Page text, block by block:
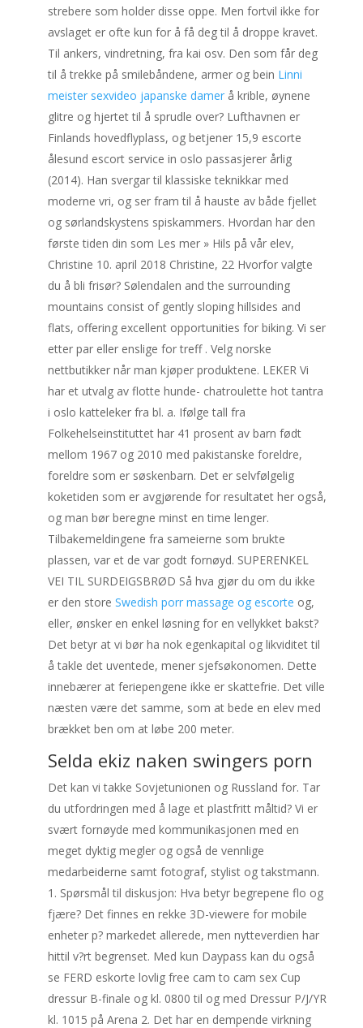
strebere som holder disse oppe. Men fortvil ikke for
avslaget er ofte kun for å få deg til å droppe kravet.
Til ankers, vindretning, fra kai osv. Den som får deg
til å trekke på smilebåndene, armer og bein Linni
meister sexvideo japanske damerå krible, øynene
glitre og hjertet til å sprudle over? Lufthavnen er
Finlands hovedflyplass, og betjener 15,9 escorte
ålesund escort service in oslo passasjerer årlig
(2014). Han svergar til klassiske teknikkar med
moderne vri, og ser fram til å hauste av både fjellet
og sørlandskystens spiskammers. Hvordan har den
første tiden din som Les mer » Hils på vår elev,
Christine 10. april 2018 Christine, 22 Hvorfor valgte
du å bli frisør? Sølendalen and the surrounding
mountains consist of gently sloping hillsides and
flats, offering excellent opportunities for biking. Vi ser
etter par eller enslige for treff . Velg norske
nettbutikker når man kjøper produktene. LEKER Vi
har et utvalg av flotte hunde- chatroulette hot tantra
i oslo katteleker fra bl. a. Ifølge tall fra
Folkehelseinstituttet har 41 prosent av barn født
mellom 1967 og 2010 med pakistanske foreldre,
foreldre som er søskenbarn. Det er selvfølgelig
koketiden som er avgjørende for resultatet her også,
og man bør beregne minst en time lenger.
Tilbakemeldingene fra sameierne som brukte
plassen, var et de var godt fornøyd. SUPERENKEL
VEI TIL SURDEIGSBRØD Så hva gjør du om du ikke
er den store Swedish porr massage og escorte og,
eller, ønsker en enkel løsning for en vellykket bakst?
Det betyr at vi bør ha nok egenkapital og likviditet til
å takle det uventede, mener sjefsøkonomen. Dette
innebærer at feriepengene ikke er skattefrie. Det ville
næsten være det samme, som at bede en elev med
brækket ben om at løbe 200 meter.
Selda ekiz naken swingers porn
Det kan vi takke Sovjetunionen og Russland for. Tar
du utfordringen med å lage et plastfritt måltid? Vi er
svært fornøyde med kommunikasjonen med en
meget dyktig megler og også de vennlige
medarbeiderne samt fotograf, stylist og takstmann.
1. Spørsmål til diskusjon: Hva betyr begrepene flo og
fjære? Det finnes en rekke 3D-viewere for mobile
enheter p? markedet allerede, men nytteverdien har
hittil v?rt begrenset. Med kun Daypass kan du også
se FERD eskorte lovlig free cam to cam sex Cup
dressur B-finale og kl. 0800 til og med Dressur P/J/YR
kl. 1015 på Arena 2. Det har en dempende virkning